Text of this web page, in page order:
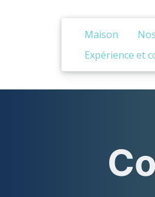
Maison
Expérience et